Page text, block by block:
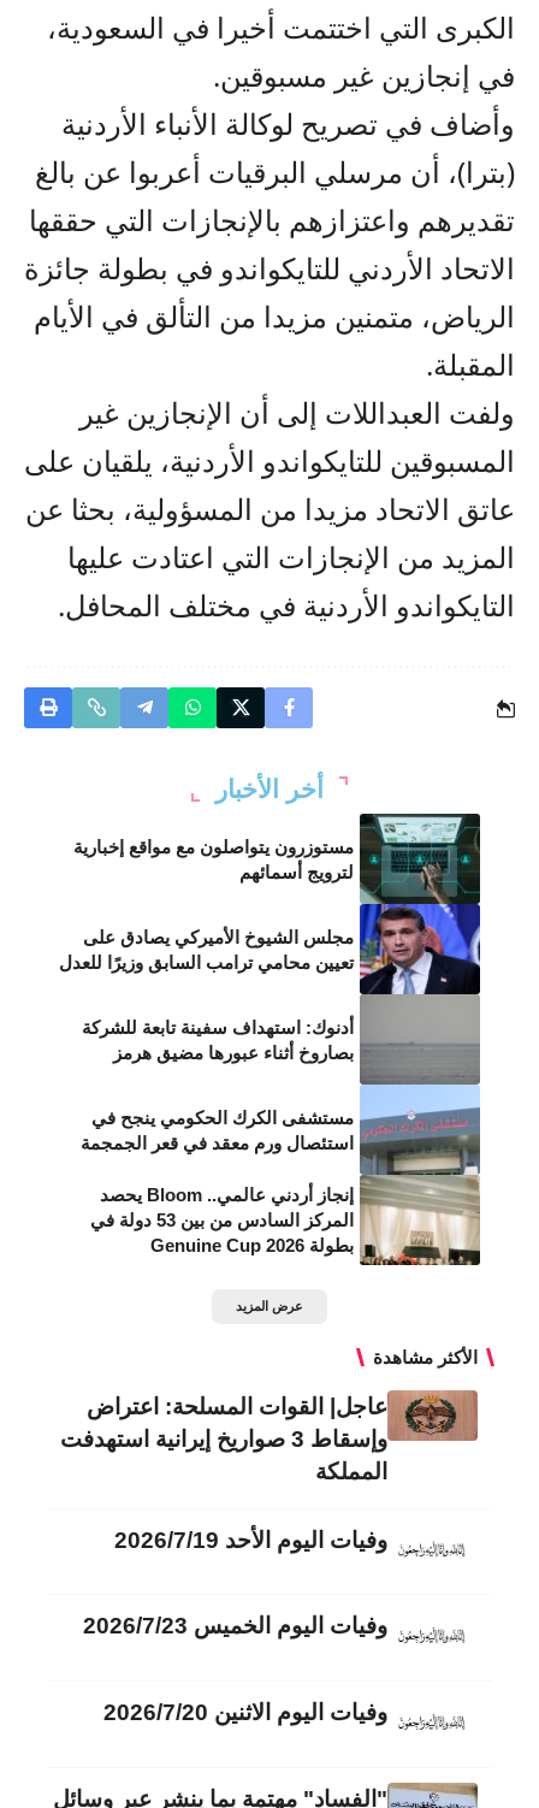
الكبرى التي اختتمت أخيرا في السعودية،
في إنجازين غير مسبوقين.
وأضاف في تصريح لوكالة الأنباء الأردنية
(بترا)، أن مرسلي البرقيات أعربوا عن بالغ
تقديرهم واعتزازهم بالإنجازات التي حققها
الاتحاد الأردني للتايكواندو في بطولة جائزة
الرياض، متمنين مزيدا من التألق في الأيام
المقبلة.
ولفت العبداللات إلى أن الإنجازين غير
المسبوقين للتايكواندو الأردنية، يلقيان على
عاتق الاتحاد مزيدا من المسؤولية، بحثا عن
المزيد من الإنجازات التي اعتادت عليها
التايكواندو الأردنية في مختلف المحافل.
أخر الأخبار
مستوزرون يتواصلون مع مواقع إخبارية
لترويج أسمائهم
مجلس الشيوخ الأميركي يصادق على
تعيين محامي ترامب السابق وزيرًا للعدل
أدنوك: استهداف سفينة تابعة للشركة
بصاروخ أثناء عبورها مضيق هرمز
مستشفى الكرك الحكومي ينجح في
استئصال ورم معقد في قعر الجمجمة
إنجاز أردني عالمي.. Bloom يحصد
المركز السادس من بين 53 دولة في
بطولة Genuine Cup 2026
عرض المزيد
الأكثر مشاهدة
عاجل| القوات المسلحة: اعتراض
وإسقاط 3 صواريخ إيرانية استهدفت
المملكة
وفيات اليوم الأحد 2026/7/19
وفيات اليوم الخميس 2026/7/23
وفيات اليوم الاثنين 2026/7/20
"الفساد" مهتمة بما ينشر عبر وسائل